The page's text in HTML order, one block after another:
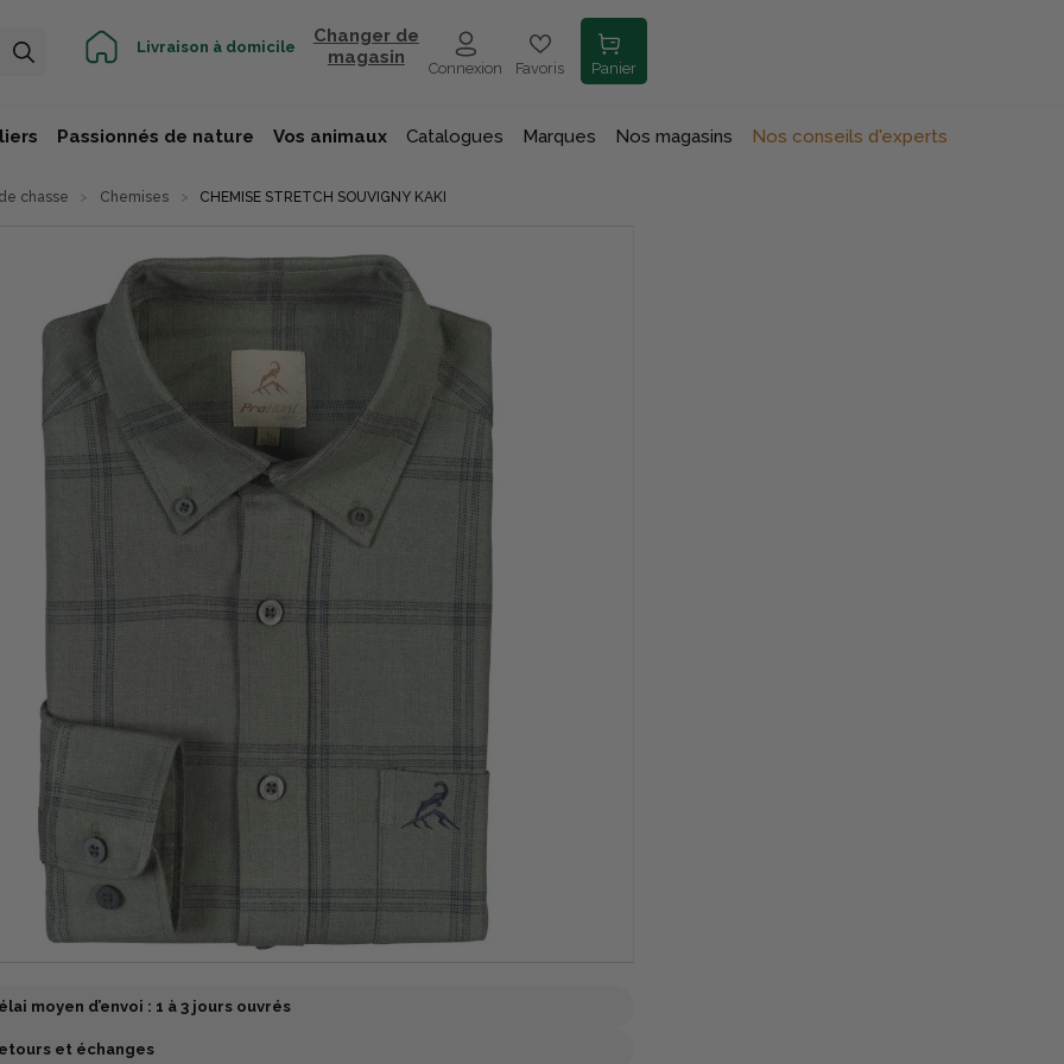
Livraison à domicile
Changer de
magasin
Connexion Favoris Panier
Passionnés de nature Vos animaux Catalogues Marques Nos magasins Nos conseils d'experts
chasse Chemises CHEMISE STRETCH SOUVIGNY KAKI
moyen d’envoi : 1 à 3 jours ouvrés
et échanges